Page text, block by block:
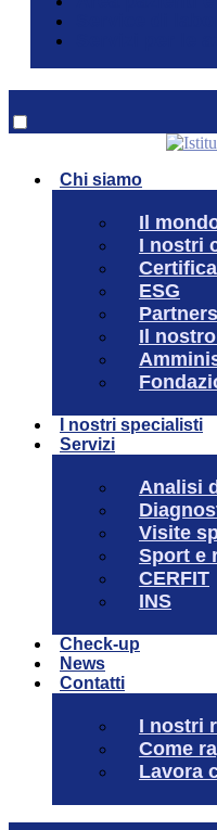
Chi siamo
Il
I nostri
ESG
Il
I nostri specialisti
Servizi
Analisi
Visite
Sport e
CERFIT
INS
Check-up
News
Contatti
I nostri
Come
Lavora